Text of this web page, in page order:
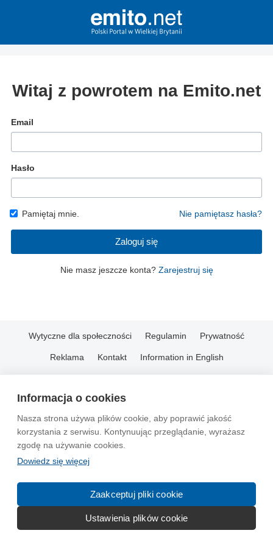
Informacja o cookies
Nasza strona używa plików cookie, aby poprawić jakość
korzystania z serwisu. Kontynuując przeglądanie, wyrażasz
zgodę na używanie cookies.
Dowiedz się więcej
Zaakceptuj pliki cookie
Ustawienia plików cookie
Witaj z powrotem na Emito.net
Email
Hasło
Pamiętaj mnie. Nie pamiętasz hasła?
Zaloguj się
Nie masz jeszcze konta? Zarejestruj się
Wytyczne dla społeczności Regulamin Prywatność
Reklama Kontakt Information in English